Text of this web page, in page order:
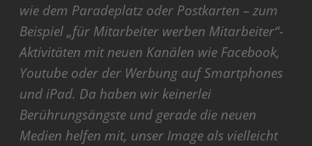
wie dem Paradeplatz oder Postkarten – zum
Beispiel „für Mitarbeiter werben Mitarbeiter“-
Aktivitäten mit neuen Kanälen wie Facebook,
Youtube oder der Werbung auf Smartphones
und iPad. Da haben wir keinerlei
Berührungsängste und gerade die neuen
Medien helfen mit, unser Image als vielleicht